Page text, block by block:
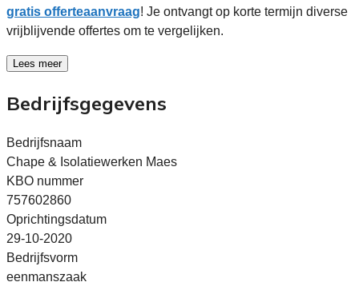
gratis offerteaanvraag! Je ontvangt op korte termijn diverse
vrijblijvende offertes om te vergelijken.
Lees meer
Bedrijfsgegevens
Bedrijfsnaam
Chape & Isolatiewerken Maes
KBO nummer
757602860
Oprichtingsdatum
29-10-2020
Bedrijfsvorm
eenmanszaak